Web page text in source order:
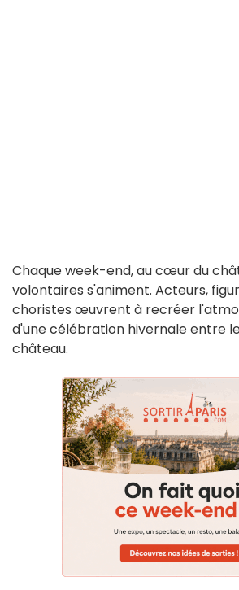
Chaque week-end, au cœur du
volontaires s'animent. Acteurs,
choristes œuvrent à recréer
d'une célébration hivernale entre
château.